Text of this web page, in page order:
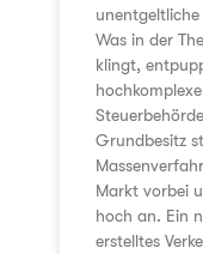
Was in der
klingt,
Grundbesitz
Markt vorbei
hoch an. Ein
erstelltes